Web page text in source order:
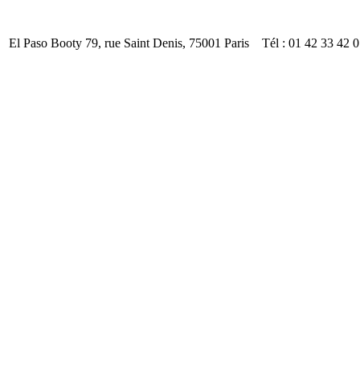
El Paso Booty 79, rue Saint Denis, 75001 Paris Tél : 01 42 33 42